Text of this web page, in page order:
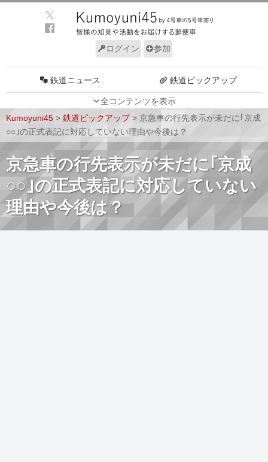
ログイン 参加
全コンテンツを表示
鉄道ニュース 鉄道ピックアップ
車両技術 路線探訪
ルール サイトについて
Kumoyuni45 > 鉄道ピックアップ> 京急車の行先表示が未だに｢京成
○○｣の正式表記に対応していない理由や今後は？
京急車の行先表示が未だに｢京成
○○｣の正式表記に対応していない
理由や今後は？